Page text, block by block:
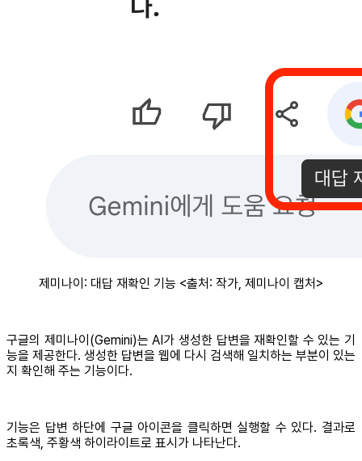
제미나이: 대답 재확인 기능 <출처: 작가, 제미나이 캡처>
구글의 제미나이(Gemini)는 AI가 생성한 답변을 재확인할 수 있는 기
능을 제공한다. 생성한 답변을 웹에 다시 검색해 일치하는 부분이 있는
지 확인해 주는 기능이다.
기능은 답변 하단에 구글 아이콘을 클릭하면 실행할 수 있다. 결과로
초록색, 주황색 하이라이트로 표시가 나타난다.